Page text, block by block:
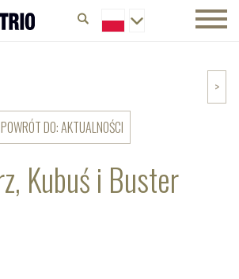
Kubuś i Buster
>
POWRÓT DO: AKTUALNOŚCI